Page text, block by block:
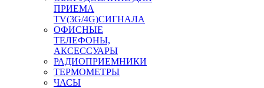
ПРИЕМА
TV(3G/4G)СИГНАЛА
ОФИСНЫЕ
ТЕЛЕФОНЫ,
АКСЕССУАРЫ
РАДИОПРИЕМНИКИ
ТЕРМОМЕТРЫ
ЧАСЫ